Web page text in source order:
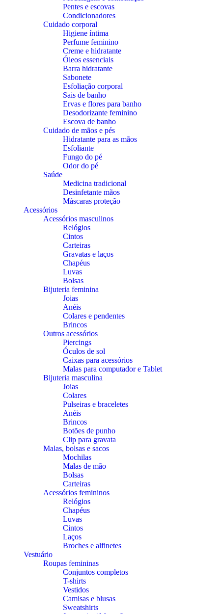
Pentes e escovas
Condicionadores
Cuidado corporal
Higiene íntima
Perfume feminino
Creme e hidratante
Óleos essenciais
Barra hidratante
Sabonete
Esfoliação corporal
Sais de banho
Ervas e flores para banho
Desodorizante feminino
Escova de banho
Cuidado de mãos e pés
Hidratante para as mãos
Esfoliante
Fungo do pé
Odor do pé
Saúde
Medicina tradicional
Desinfetante mãos
Máscaras proteção
Acessórios
Acessórios masculinos
Relógios
Cintos
Carteiras
Gravatas e laços
Chapéus
Luvas
Bolsas
Bijuteria feminina
Joias
Anéis
Colares e pendentes
Brincos
Outros acessórios
Piercings
Óculos de sol
Caixas para acessórios
Malas para computador e Tablet
Bijuteria masculina
Joias
Colares
Pulseiras e braceletes
Anéis
Brincos
Botões de punho
Clip para gravata
Malas, bolsas e sacos
Mochilas
Malas de mão
Bolsas
Carteiras
Acessórios femininos
Relógios
Chapéus
Luvas
Cintos
Laços
Broches e alfinetes
Vestuário
Roupas femininas
Conjuntos completos
T-shirts
Vestidos
Camisas e blusas
Sweatshirts